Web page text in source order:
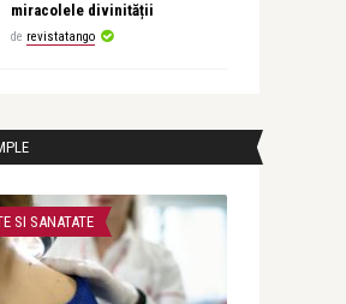
miracolele divinității
de revistatango
SI SANATATE